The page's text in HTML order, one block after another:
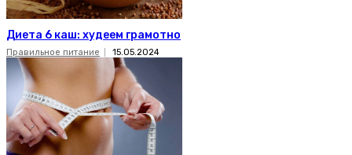
Диета 6 каш: худеем грамотно
Правильное питание 15.05.2024